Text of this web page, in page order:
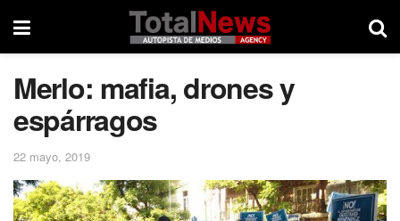
Merlo: mafia, drones y
espárragos
22 mayo, 2019